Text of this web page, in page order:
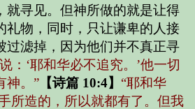
就寻见。但神所做的就是让得
礼物，同时，只让谦卑的人接
过滤掉，因为他们并不真正寻
：‘耶和华必不追究。’他一切
神。” 【诗篇 10:4】 “耶和华
所造的，所以就都有了。但我